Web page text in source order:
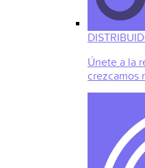
Únete a la
crezcamos